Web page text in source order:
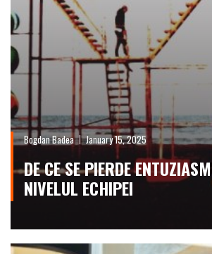
Bogdan Badea January 15, 2025
DE CE SE PIERDE
NIVELUL ECHIPEI